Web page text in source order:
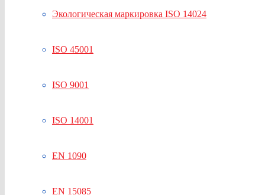
Экологическая маркировка ISO 14024
ISO 45001
ISO 9001
ISO 14001
EN 1090
EN 15085